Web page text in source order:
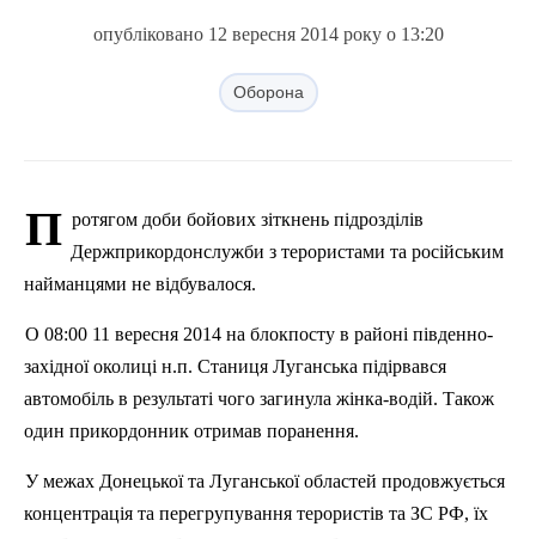
опубліковано 12 вересня 2014 року о 13:20
Оборона
П ротягом доби бойових зіткнень підрозділів
Держприкордонслужби з терористами та російським
найманцями не відбувалося.
О 08:00 11 вересня 2014 на блокпосту в районі південно-
західної околиці н.п. Станиця Луганська підірвався
автомобіль в результаті чого загинула жінка-водій. Також
один прикордонник отримав поранення.
У межах Донецької та Луганської областей продовжується
концентрація та перегрупування терористів та ЗС РФ, їх